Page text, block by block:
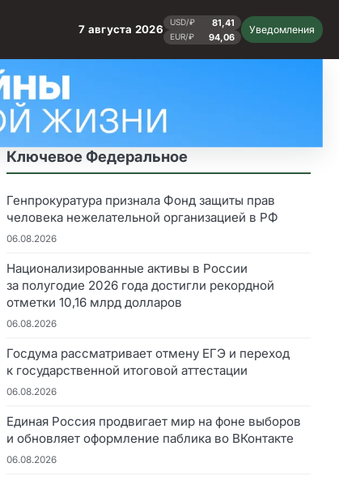
7 августа 2026
USD/₽ 81,41
EUR/₽ 94,06
Уведомления
Ключевое Федеральное
Генпрокуратура признала Фонд защиты прав
человека нежелательной организацией в РФ
06.08.2026
Национализированные активы в России
за полугодие 2026 года достигли рекордной
отметки 10,16 млрд долларов
06.08.2026
Госдума рассматривает отмену ЕГЭ и переход
к государственной итоговой аттестации
06.08.2026
Единая Россия продвигает мир на фоне выборов
и обновляет оформление паблика во ВКонтакте
06.08.2026